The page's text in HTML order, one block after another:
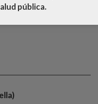
Ubrique, Cádiz
pública.